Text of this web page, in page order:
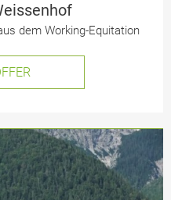
dem Working-Equitation